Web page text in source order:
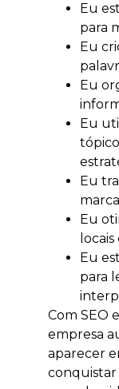
Eu
para
Eu
Eu
Eu
Eu
Eu
Eu
para
Com SEO
empresa
aparecer